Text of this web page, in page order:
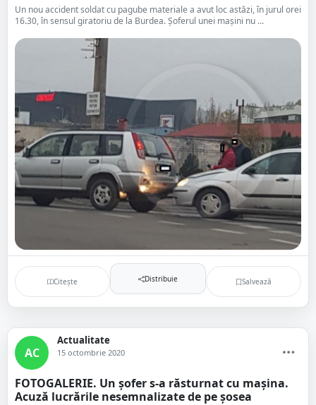
Un nou accident soldat cu pagube materiale a avut loc astăzi, în jurul orei
16.30, în sensul giratoriu de la Burdea. Șoferul unei mașini nu ...
Citește Distribuie Salvează
AC
Actualitate
15 octombrie 2020
FOTOGALERIE. Un șofer s-a răsturnat cu mașina.
Acuză lucrările nesemnalizate de pe șosea